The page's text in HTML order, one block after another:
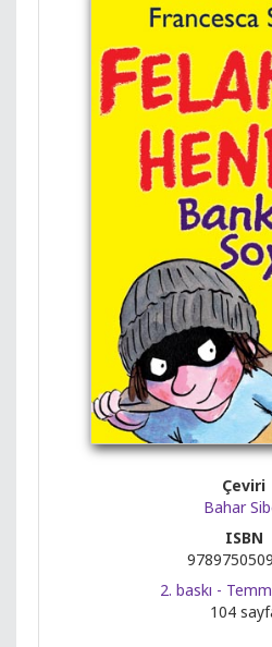
Çeviri
Bahar
ISBN
2. baskı -
104